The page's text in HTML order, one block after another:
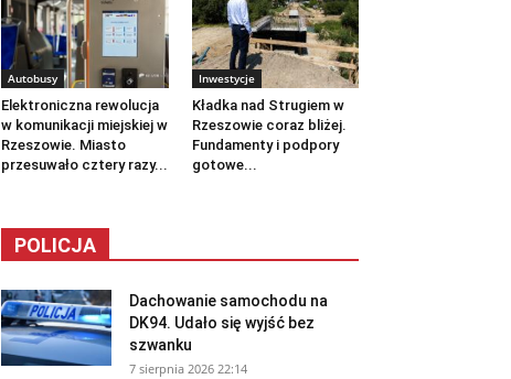
Autobusy
Elektroniczna rewolucja
w komunikacji miejskiej w
Rzeszowie. Miasto
przesuwało cztery razy...
Inwestycje
Kładka nad Strugiem w
Rzeszowie coraz bliżej.
Fundamenty i podpory
gotowe...
POLICJA
Dachowanie samochodu na
DK94. Udało się wyjść bez
szwanku
7 sierpnia 2026 22:14